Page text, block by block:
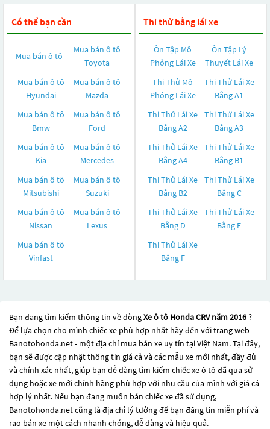
Có thể bạn cần
Mua bán ô tô
Mua bán ô tô
Toyota
Mua bán ô tô
Hyundai
Mua bán ô tô
Mazda
Mua bán ô tô
Bmw
Mua bán ô tô
Ford
Mua bán ô tô
Kia
Mua bán ô tô
Mercedes
Mua bán ô tô
Mitsubishi
Mua bán ô tô
Suzuki
Mua bán ô tô
Nissan
Mua bán ô tô
Lexus
Mua bán ô tô
Vinfast
Thi thử bằng lái xe
Ôn Tập Mô
Phỏng Lái Xe
Ôn Tập Lý
Thuyết Lái Xe
Thi Thử Mô
Phỏng Lái Xe
Thi Thử Lái Xe
Bằng A1
Thi Thử Lái Xe
Bằng A2
Thi Thử Lái Xe
Bằng A3
Thi Thử Lái Xe
Bằng A4
Thi Thử Lái Xe
Bằng B1
Thi Thử Lái Xe
Bằng B2
Thi Thử Lái Xe
Bằng C
Thi Thử Lái Xe
Bằng D
Thi Thử Lái Xe
Bằng E
Thi Thử Lái Xe
Bằng F
Bạn đang tìm kiếm thông tin về dòngXe ô tô Honda CRV năm 2016?
Để lựa chọn cho mình chiếc xe phù hợp nhất hãy đến với trang web
Banotohonda.net - một địa chỉ mua bán xe uy tín tại Việt Nam. Tại đây,
bạn sẽ được cập nhật thông tin giá cả và các mẫu xe mới nhất, đầy đủ
và chính xác nhất, giúp bạn dễ dàng tìm kiếm chiếc xe ô tô đã qua sử
dụng hoặc xe mới chính hãng phù hợp với nhu cầu của mình với giá cả
hợp lý nhất. Nếu bạn đang muốn bán chiếc xe đã sử dụng,
Banotohonda.net cũng là địa chỉ lý tưởng để bạn đăng tin miễn phí và
rao bán xe một cách nhanh chóng, dễ dàng và hiệu quả.